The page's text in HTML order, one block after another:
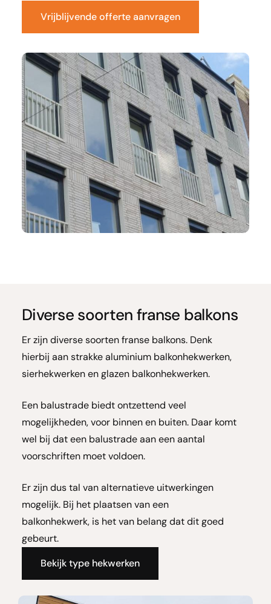
Vrijblijvende offerte aanvragen
Diverse soorten franse balkons
Er zijn diverse soorten franse balkons. Denk
hierbij aan strakke aluminium balkonhekwerken,
sierhekwerken en glazen balkonhekwerken.
Een balustrade biedt ontzettend veel
mogelijkheden, voor binnen en buiten. Daar komt
wel bij dat een balustrade aan een aantal
voorschriften moet voldoen.
Er zijn dus tal van alternatieve uitwerkingen
mogelijk. Bij het plaatsen van een
balkonhekwerk, is het van belang dat dit goed
gebeurt.
Bekijk type hekwerken